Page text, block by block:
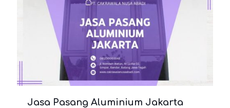
Jasa Pasang Aluminium Jakarta